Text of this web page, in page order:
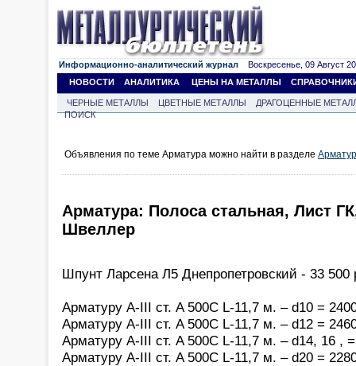
Информационно-аналитический журнал Воскресенье, 09 Август
НОВОСТИ
АНАЛИТИКА ЦЕНЫ НА МЕТАЛЛЫ
ЧЕРНЫЕ МЕТАЛЛЫ ЦВЕТНЫЕ МЕТАЛЛЫ
ДРАГОЦЕННЫЕ
ПОИСК
Объявления по теме Арматура можно найти в разделе
Арматура: Полоса стальная, Лист
Швеллер
Шпунт Ларсена Л5 Днепропетровский - 33 500
Арматуру А-III ст. A 500C L-11,7 м. – d10 =
Арматуру А-III ст. A 500C L-11,7 м. – d12 =
Арматуру А-III ст. A 500C L-11,7 м. – d14, 16 ,
Арматуру А-III ст. A 500C L-11,7 м. – d20 =